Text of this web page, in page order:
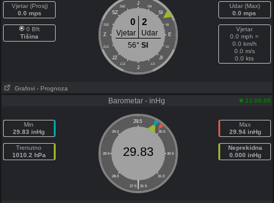
Vjetar (Prosj)
0.0 mps
0 Bft
Tišina
J
SSZ SSI
SZ SI
ZSZ ISI
Z E
ZJZ IJI
JZ JI
JJZ JJI
J
0 2
Vjetar
Udar
56°SI
Udar (Max)
0.0 mps
Vjetar
0.0 mph =
0.0 km/h
0.0 m/s
0.0 kts
Grafovi - Prognoza
Barometar - inHg 11:06:00
Min
29.83 inHg
Trenutno
1010.2 hPa
29.5
29.0 30.0
28.5 30.5
28.0 31.0
|
27.5 31.5
29.83
Max
29.94 inHg
Neprekidna
0.000 inHg